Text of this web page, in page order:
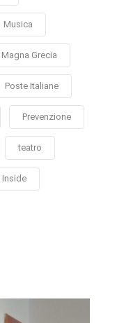
Musica
Grecia
Poste Italiane
Prevenzione
teatro
Inside